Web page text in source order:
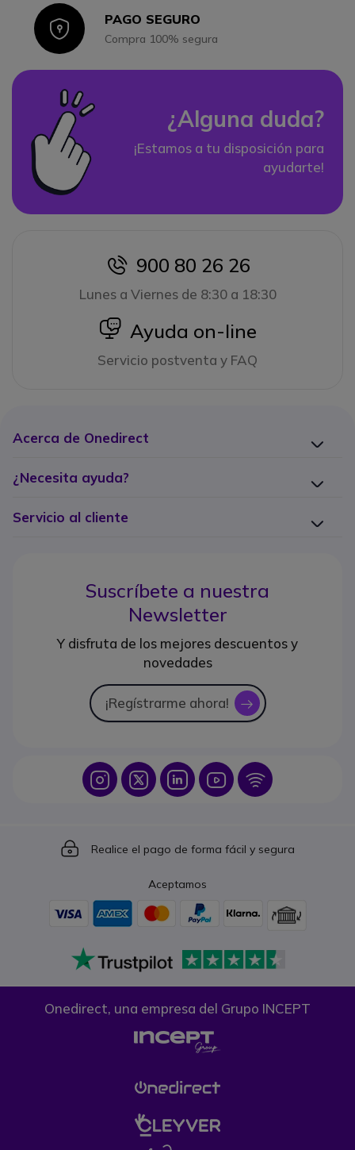
IconPAGO SEGURO
Compra 100% segura
¿Alguna duda?
¡Estamos a tu disposición para
ayudarte!
icon
900 80 26 26
Lunes a Viernes de 8:30 a 18:30
icon
Ayuda on-line
Servicio postventa y FAQ
Acerca de Onedirect
¿Necesita ayuda?
Servicio al cliente
Suscríbete a nuestra
Newsletter
Y disfruta de los mejores descuentos y
novedades
¡Regístrarme ahora! icon
Icon IconIcon Icon Icon
Icon
Realice el pago de forma fácil y segura
Aceptamos
Onedirect, una empresa del Grupo INCEPT